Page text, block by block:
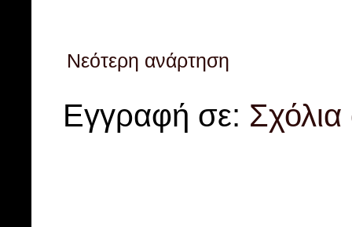
Νεότερη ανάρτηση
Εγγραφή σε: